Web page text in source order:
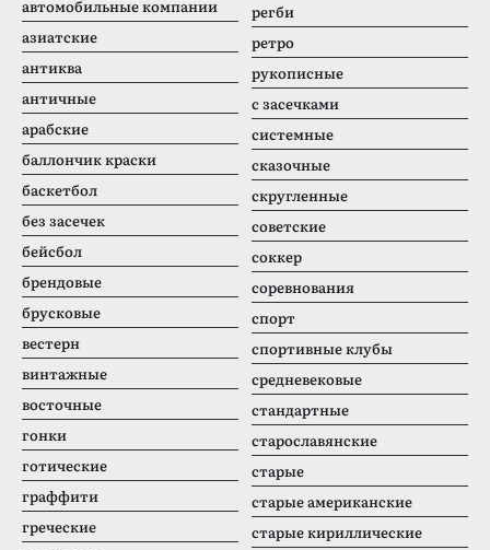
автомобильные компании
азиатские
антиква
античные
арабские
баллончик краски
баскетбол
без засечек
бейсбол
брендовые
брусковые
вестерн
винтажные
восточные
гонки
готические
граффити
греческие
регби
ретро
рукописные
с засечками
системные
сказочные
скругленные
советские
соккер
соревнования
спорт
спортивные клубы
средневековые
стандартные
старославянские
старые
старые американские
старые кириллические